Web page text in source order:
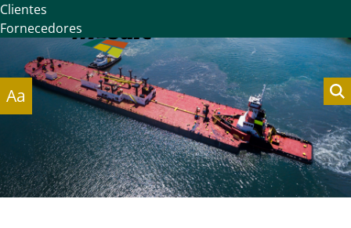
Clientes
Fornecedores
Aa